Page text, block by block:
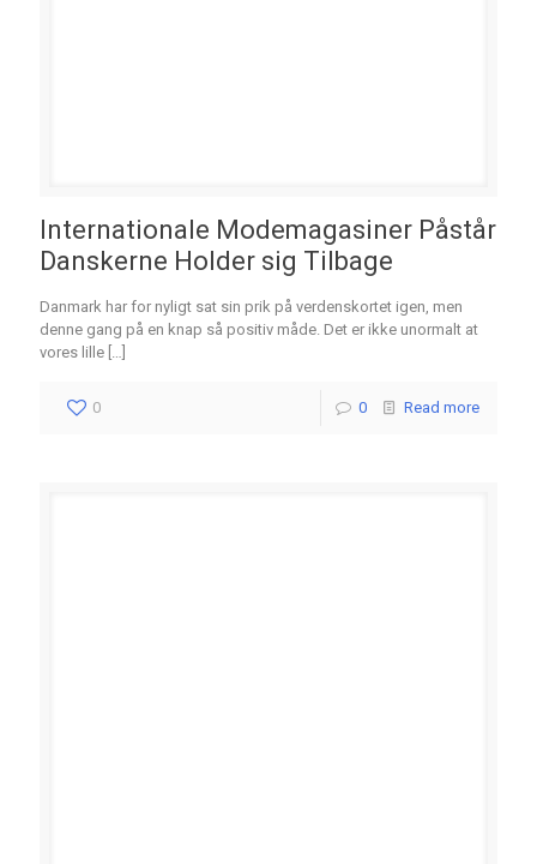
Internationale Modemagasiner Påstår
Danskerne Holder sig Tilbage
Danmark har for nyligt sat sin prik på verdenskortet igen, men
denne gang på en knap så positiv måde. Det er ikke unormalt at
vores lille […]
0 0 Read more